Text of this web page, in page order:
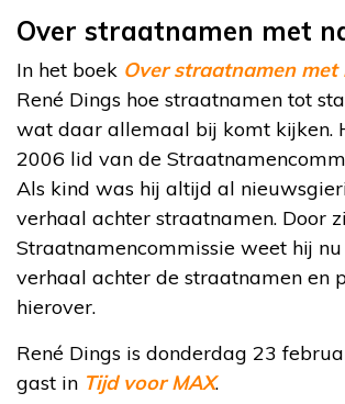
Over straatnamen met
In het boek Over straatnamen met
René Dings hoe straatnamen tot
wat daar allemaal bij komt kijken.
2006 lid van de
Als kind was hij altijd al
verhaal achter straatnamen. Door
Straatnamencommissie weet hij
verhaal achter de straatnamen en
hierover.
René Dings is donderdag 23
gast in Tijd voor MAX.